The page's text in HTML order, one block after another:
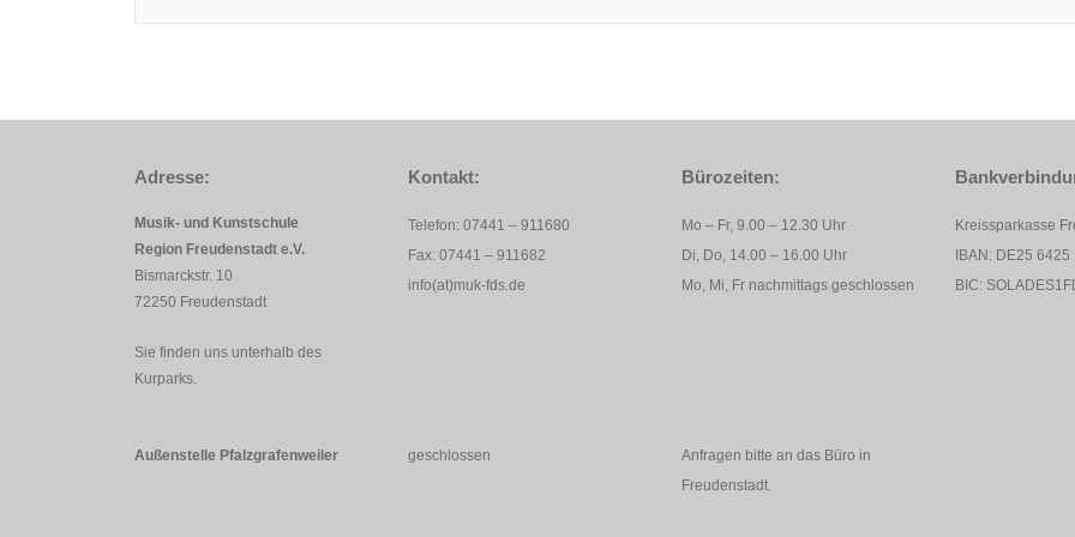
Adresse:
Musik- und Kunstschule
Region Freudenstadt e.V.
Bismarckstr. 10
72250 Freudenstadt
Sie finden uns unterhalb des
Kurparks.
Kontakt:
Telefon: 07441 – 911680
Fax: 07441 – 911682
info(at)muk-fds.de
Bürozeiten:
Mo – Fr, 9.00 – 12.30 Uhr
Di, Do, 14.00 – 16.00 Uhr
Mo, Mi, Fr nachmittags geschlossen
Kreissparkasse
IBAN: DE25 6425
BIC:
Außenstelle Pfalzgrafenweiler geschlossen
Anfragen bitte an das Büro in
Freudenstadt.